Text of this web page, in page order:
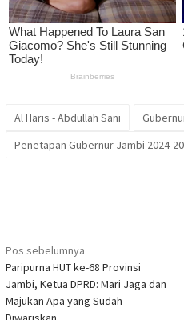
Al Haris - Abdullah Sani
Penetapan Gubernur Jambi 2024-
Navigasi
pos
Pos sebelumnya
Paripurna HUT ke-68 Provinsi
Jambi, Ketua DPRD: Mari Jaga dan
Majukan Apa yang Sudah